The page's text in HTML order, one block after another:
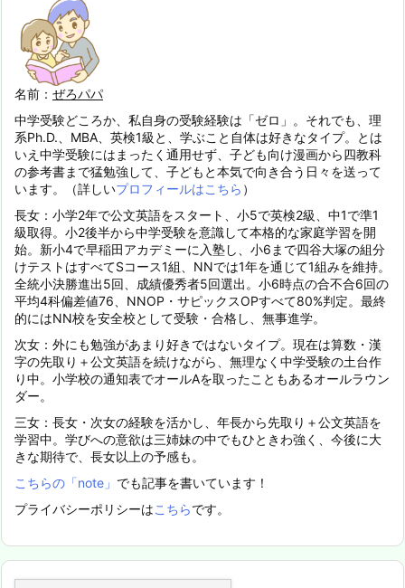
名前： ぜろパパ
中学受験どころか、私自身の受験経験は「ゼロ」。それでも、理
系Ph.D.、MBA、英検1級と、学ぶこと自体は好きなタイプ。とは
いえ中学受験にはまったく通用せず、子ども向け漫画から四教科
の参考書まで猛勉強して、子どもと本気で向き合う日々を送って
います。（詳しいプロフィールはこちら ）
長女：小学2年で公文英語をスタート、小5で英検2級、中1で準1
級取得。小2後半から中学受験を意識して本格的な家庭学習を開
始。新小4で早稲田アカデミーに入塾し、小6まで四谷大塚の組分
けテストはすべてSコース1組、NNでは1年を通じて1組みを維持。
全統小決勝進出5回、成績優秀者5回選出。小6時点の合不合6回の
平均4科偏差値76、NNOP・サピックスOPすべて80%判定。最終
的にはNN校を安全校として受験・合格し、無事進学。
次女：外にも勉強があまり好きではないタイプ。現在は算数・漢
字の先取り＋公文英語を続けながら、無理なく中学受験の土台作
り中。小学校の通知表でオールAを取ったこともあるオールラウン
ダー。
三女：長女・次女の経験を活かし、年長から先取り＋公文英語を
学習中。学びへの意欲は三姉妹の中でもひときわ強く、今後に大
きな期待で、長女以上の予感も。
こちらの「note」 でも記事を書いています！
プライバシーポリシーはこちらです。